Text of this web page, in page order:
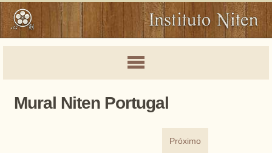
Mural Niten Portugal
Próximo